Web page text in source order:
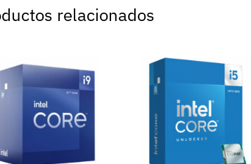
relacionados